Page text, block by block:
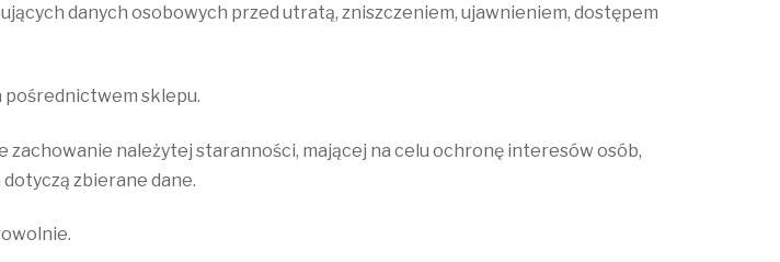
danych osobowych przed utratą, zniszczeniem, ujawnieniem, dostępem
pośrednictwem sklepu.
należytej staranności, mającej na celu ochronę interesów osób,
zbierane dane.